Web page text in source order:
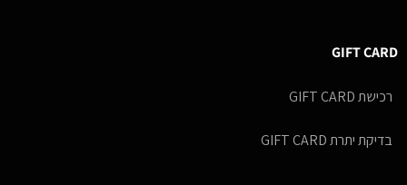
GIFT CARD
רכישת GIFT CARD
בדיקת יתרת GIFT CARD